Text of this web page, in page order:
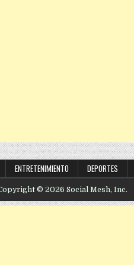
ENTRETENIMIENTO DEPORTES
© 2026 Social Mesh, Inc.